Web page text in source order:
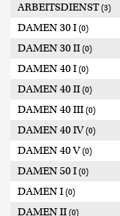
ARBEITSDIENST(3)
DAMEN 30 I (0)
DAMEN 30 II (0)
DAMEN 40 I (0)
DAMEN 40 II (0)
DAMEN 40 III (0)
DAMEN 40 IV(0)
DAMEN 40 V(0)
DAMEN 50 I (0)
DAMEN I (0)
DAMEN II (0)